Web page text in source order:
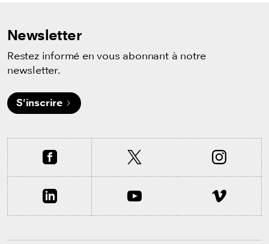
Newsletter
Restez informé en vous abonnant à notre
newsletter.
S'inscrire